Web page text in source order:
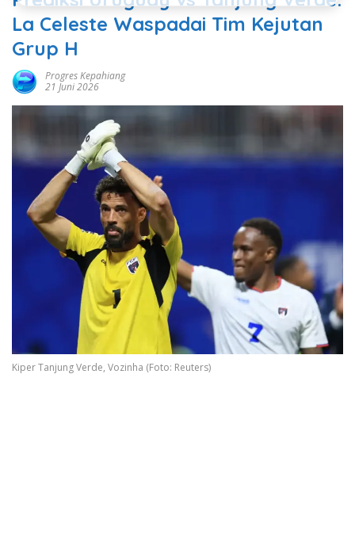
La Celeste Waspadai Tim Kejutan
Grup H
Progres Kepahiang
21 Juni 2026
Kiper Tanjung Verde, Vozinha (Foto: Reuters)